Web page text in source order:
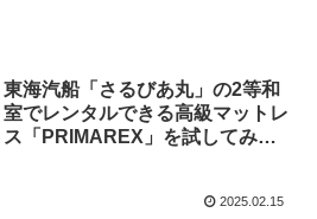
東海汽船「さるびあ丸」の2等和
室でレンタルできる高級マットレ
ス「PRIMAREX」を試してみた
2025.02.15